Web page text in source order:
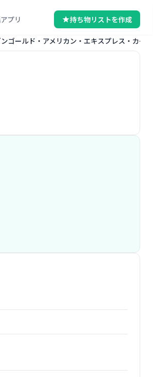
プリ 持ち物リストを作成
ゴールド・アメリカン・エキスプレス・カード